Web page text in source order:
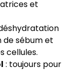
et
de sébum et
cellules.
: toujours pour